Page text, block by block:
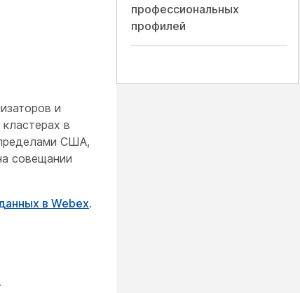
и
в
США,
совещании
в Webex.
.
профессиональных
профилей